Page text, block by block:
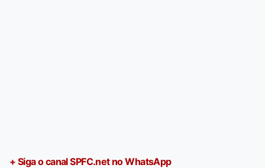
+ Siga o canal SPFC.net no WhatsApp